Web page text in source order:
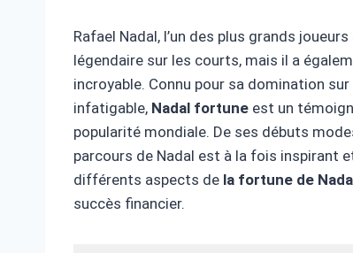
Rafael Nadal, l’un des plus grands
légendaire sur les courts, mais il a
incroyable. Connu pour sa domination
infatigable, Nadal fortune est un
popularité mondiale. De ses débuts
parcours de Nadal est à la fois inspirant
différents aspects de la fortune de
succès financier.